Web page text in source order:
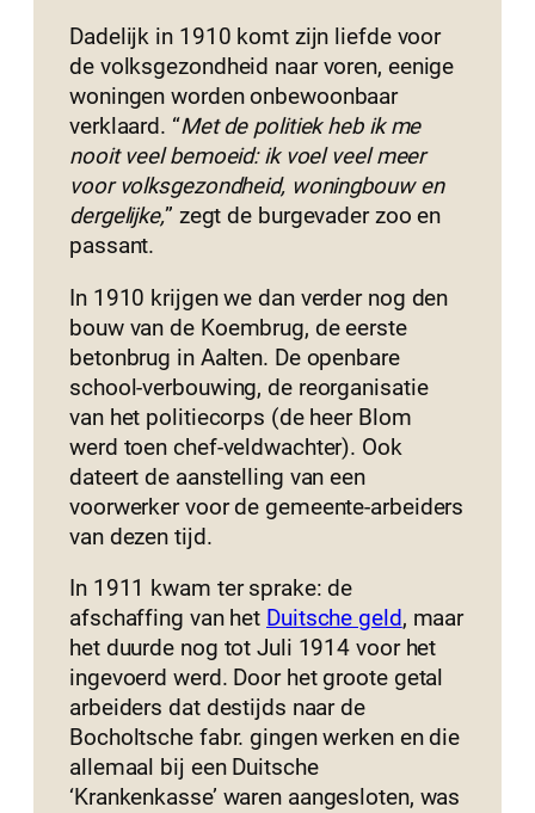
Dadelijk in 1910 komt zijn liefde voor
de volksgezondheid naar voren, eenige
woningen worden onbewoonbaar
verklaard. “Met de politiek heb ik me
nooit veel bemoeid: ik voel veel meer
voor volksgezondheid, woningbouw en
dergelijke,” zegt de burgevader zoo en
passant.
In 1910 krijgen we dan verder nog den
bouw van de Koembrug, de eerste
betonbrug in Aalten. De openbare
school-verbouwing, de reorganisatie
van het politiecorps (de heer Blom
werd toen chef-veldwachter). Ook
dateert de aanstelling van een
voorwerker voor de gemeente-arbeiders
van dezen tijd.
In 1911 kwam ter sprake: de
afschaffing van het Duitsche geld, maar
het duurde nog tot Juli 1914 voor het
ingevoerd werd. Door het groote getal
arbeiders dat destijds naar de
Bocholtsche fabr. gingen werken en die
allemaal bij een Duitsche
‘Krankenkasse’ waren aangesloten, was